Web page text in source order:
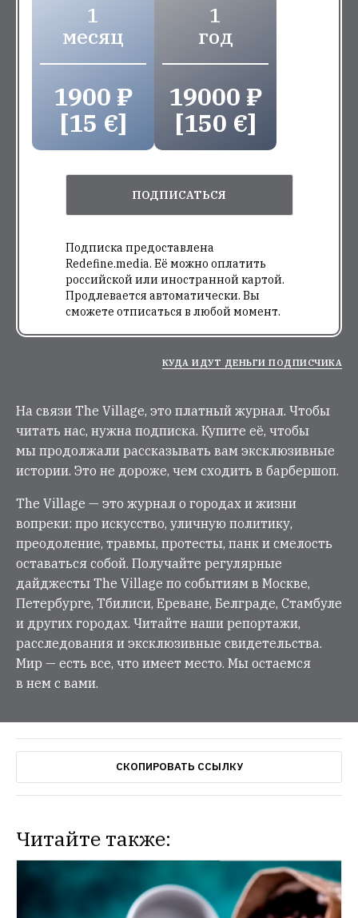
1
месяц
1900 ₽
[15 €]
1
год
19000 ₽
[150 €]
ПОДПИСАТЬСЯ
Подписка предоставлена
Redefine.media. Её можно оплатить
российской или иностранной картой.
Продлевается автоматически. Вы
сможете отписаться в любой момент.
КУДА ИДУТ ДЕНЬГИ ПОДПИСЧИКА
На связи The Village, это платный журнал. Чтобы
читать нас, нужна подписка. Купите её, чтобы
мы продолжали рассказывать вам эксклюзивные
истории. Это не дороже, чем сходить в барбершоп.
The Village — это журнал о городах и жизни
вопреки: про искусство, уличную политику,
преодоление, травмы, протесты, панк и смелость
оставаться собой. Получайте регулярные
дайджесты The Village по событиям в Москве,
Петербурге, Тбилиси, Ереване, Белграде, Стамбуле
и других городах. Читайте наши репортажи,
расследования и эксклюзивные свидетельства.
Мир — есть все, что имеет место. Мы остаемся
в нем с вами.
СКОПИРОВАТЬ ССЫЛКУ
Читайте также: